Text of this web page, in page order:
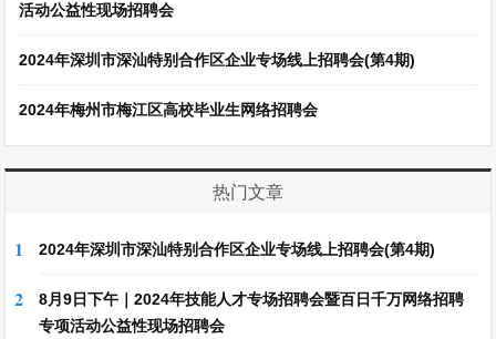
活动公益性现场招聘会
2024年深圳市深汕特别合作区企业专场线上招聘会(第4期)
2024年梅州市梅江区高校毕业生网络招聘会
热门文章
1 2024年深圳市深汕特别合作区企业专场线上招聘会(第4期)
2
8月9日下午｜2024年技能人才专场招聘会暨百日千万网络招聘
专项活动公益性现场招聘会